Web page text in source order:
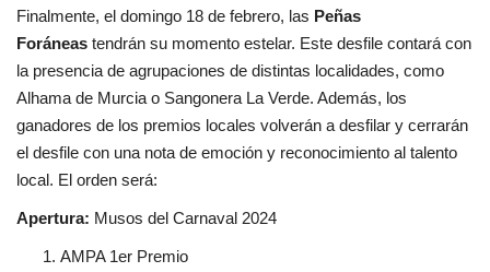
Finalmente, el domingo 18 de febrero, las Peñas
Foráneas tendrán su momento estelar. Este desfile contará con
la presencia de agrupaciones de distintas localidades, como
Alhama de Murcia o Sangonera La Verde. Además, los
ganadores de los premios locales volverán a desfilar y cerrarán
el desfile con una nota de emoción y reconocimiento al talento
local. El orden será:
Apertura: Musos del Carnaval 2024
AMPA 1er Premio